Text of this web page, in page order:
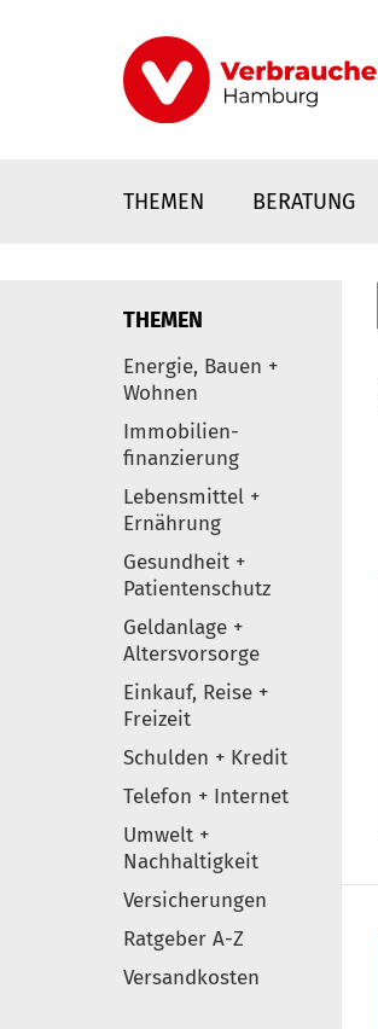
THEMEN BERATUNG
Elemente
THEMEN
Energie, Bauen +
Wohnen
Immobilien-
finanzierung
Lebensmittel +
Ernährung
Gesundheit +
Patientenschutz
Geldanlage +
Altersvorsorge
Einkauf, Reise +
Freizeit
Schulden + Kredit
Telefon + Internet
Umwelt +
Nachhaltigkeit
Versicherungen
Ratgeber A-Z
Versandkosten